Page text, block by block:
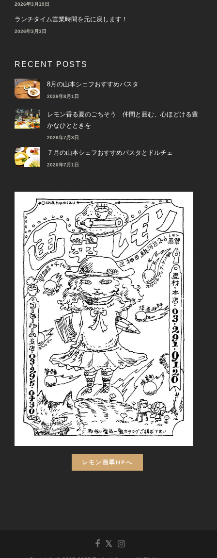
2026年3月19日
ランチタイム営業時間を元に戻します！
2026年3月3日
RECENT POSTS
8月の山本シェフおすすめパスタ
2026年8月1日
レモン香る夏のごちそう 仲間と囲む、心ほどける豊
かなひとときを
2026年7月3日
７月の山本シェフおすすめパスタとドルチェ
2026年7月1日
レモン画翠HPへ